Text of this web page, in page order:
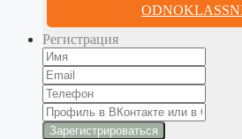
Регистрация